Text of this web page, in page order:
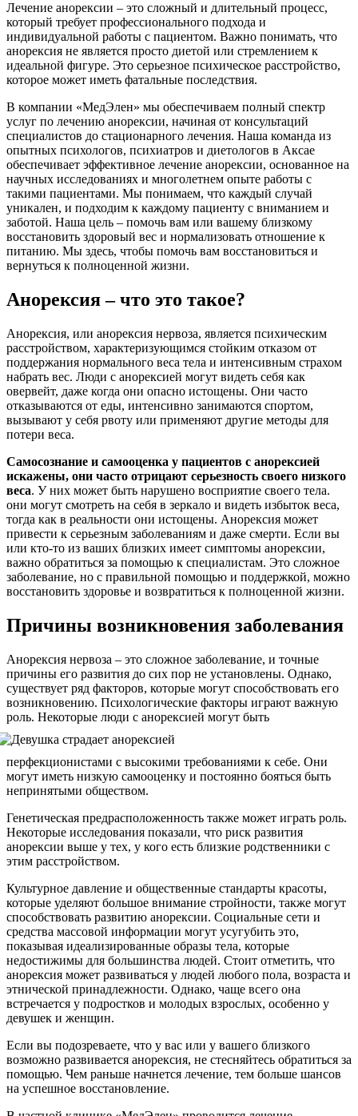
Лечение анорексии – это сложный и длительный процесс,
который требует профессионального подхода и
индивидуальной работы с пациентом. Важно понимать, что
анорексия не является просто диетой или стремлением к
идеальной фигуре. Это серьезное психическое расстройство,
которое может иметь фатальные последствия.
В компании «МедЭлен» мы обеспечиваем полный спектр
услуг по лечению анорексии, начиная от консультаций
специалистов до стационарного лечения. Наша команда из
опытных психологов, психиатров и диетологов в Аксае
обеспечивает эффективное лечение анорексии, основанное на
научных исследованиях и многолетнем опыте работы с
такими пациентами. Мы понимаем, что каждый случай
уникален, и подходим к каждому пациенту с вниманием и
заботой. Наша цель – помочь вам или вашему близкому
восстановить здоровый вес и нормализовать отношение к
питанию. Мы здесь, чтобы помочь вам восстановиться и
вернуться к полноценной жизни.
Анорексия – что это такое?
Анорексия, или анорексия нервоза, является психическим
расстройством, характеризующимся стойким отказом от
поддержания нормального веса тела и интенсивным страхом
набрать вес. Люди с анорексией могут видеть себя как
овервейт, даже когда они опасно истощены. Они часто
отказываются от еды, интенсивно занимаются спортом,
вызывают у себя рвоту или применяют другие методы для
потери веса.
Самосознание и самооценка у пациентов с анорексией
искажены, они часто отрицают серьезность своего низкого
веса. У них может быть нарушено восприятие своего тела.
они могут смотреть на себя в зеркало и видеть избыток веса,
тогда как в реальности они истощены. Анорексия может
привести к серьезным заболеваниям и даже смерти. Если вы
или кто-то из ваших близких имеет симптомы анорексии,
важно обратиться за помощью к специалистам. Это сложное
заболевание, но с правильной помощью и поддержкой, можно
восстановить здоровье и возвратиться к полноценной жизни.
Причины возникновения заболевания
Анорексия нервоза – это сложное заболевание, и точные
причины его развития до сих пор не установлены. Однако,
существует ряд факторов, которые могут способствовать его
возникновению. Психологические факторы играют важную
роль. Некоторые люди с анорексией могут быть
перфекционистами с высокими требованиями к себе. Они
могут иметь низкую самооценку и постоянно бояться быть
непринятыми обществом.
Генетическая предрасположенность также может играть роль.
Некоторые исследования показали, что риск развития
анорексии выше у тех, у кого есть близкие родственники с
этим расстройством.
Культурное давление и общественные стандарты красоты,
которые уделяют большое внимание стройности, также могут
способствовать развитию анорексии. Социальные сети и
средства массовой информации могут усугубить это,
показывая идеализированные образы тела, которые
недостижимы для большинства людей. Стоит отметить, что
анорексия может развиваться у людей любого пола, возраста и
этнической принадлежности. Однако, чаще всего она
встречается у подростков и молодых взрослых, особенно у
девушек и женщин.
Если вы подозреваете, что у вас или у вашего близкого
возможно развивается анорексия, не стесняйтесь обратиться за
помощью. Чем раньше начнется лечение, тем больше шансов
на успешное восстановление.